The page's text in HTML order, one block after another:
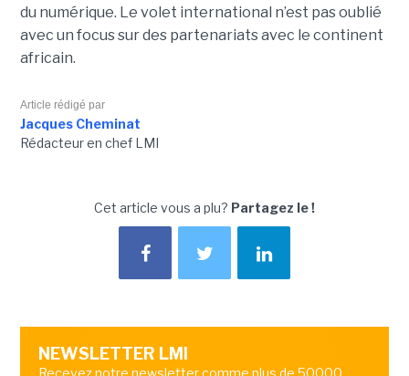
du numérique. Le volet international n’est pas oublié
avec un focus sur des partenariats avec le continent
africain.
Article rédigé par
Jacques Cheminat
Rédacteur en chef LMI
Cet article vous a plu? Partagez le !
NEWSLETTER LMI